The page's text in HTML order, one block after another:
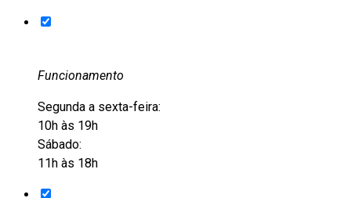
Funcionamento
Segunda a sexta-feira:
10h às 19h
Sábado:
11h às 18h